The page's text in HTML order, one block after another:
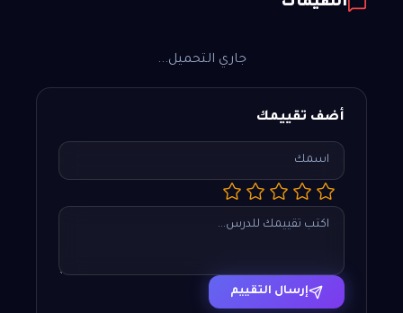
جاري التحميل...
أضف تقييمك
إرسال التقييم